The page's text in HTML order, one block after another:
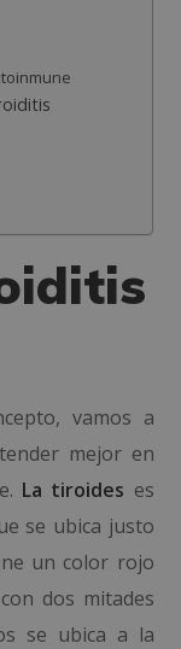
vamos a
mejor en
La tiroides es
se ubica justo
un color rojo
dos mitades
se ubica a la